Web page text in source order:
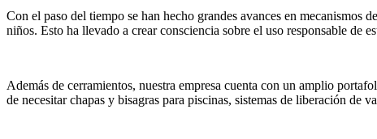
Con el paso del tiempo se han hecho grandes avances en mecanismos
niños. Esto ha llevado a crear consciencia sobre el uso responsable de
Además de cerramientos, nuestra empresa cuenta con un amplio
de necesitar chapas y bisagras para piscinas, sistemas de liberación de